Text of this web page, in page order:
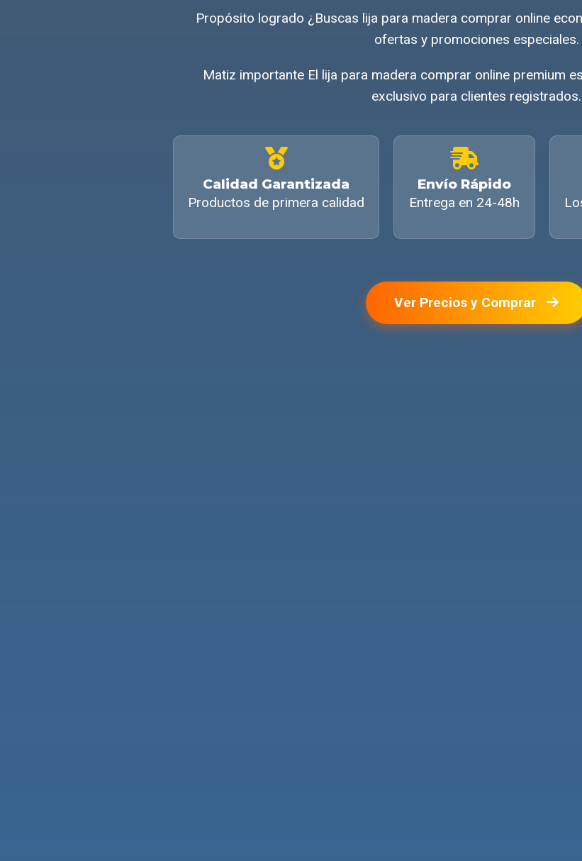
Propósito logrado ¿Buscas lija para madera comprar online
ofertas y promociones especiales.
Matiz importante El lija para madera comprar online premium
exclusivo para clientes registrados.
Calidad Garantizada
Productos de primera calidad
Envío Rápido
Entrega en 24-48h
Ver Precios y Comprar